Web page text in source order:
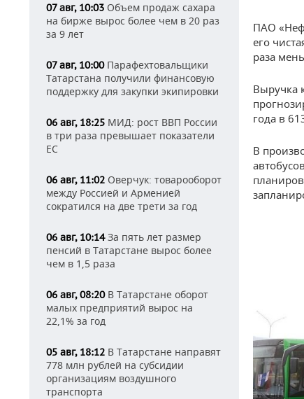
07 авг, 10:03 Объем продаж сахара
на бирже вырос более чем в 20 раз
за 9 лет
07 авг, 10:00Парафехтовальщики
Татарстана получили финансовую
поддержку для закупки экипировки
06 авг, 18:25 МИД: рост ВВП России
в три раза превышает показатели
ЕС
06 авг, 11:02 Оверчук: товарооборот
между Россией и Арменией
сократился на две трети за год
06 авг, 10:14За пять лет размер
пенсий в Татарстане вырос более
чем в 1,5 раза
06 авг, 08:20В Татарстане оборот
малых предприятий вырос на
22,1% за год
05 авг, 18:12 В Татарстане направят
778 млн рублей на субсидии
организациям воздушного
транспорта
ПАО
его
раза
Выручка
года в
В